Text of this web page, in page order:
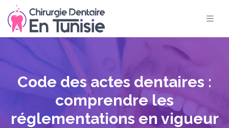
Code des actes dentaires :
comprendre les
réglementations en vigueur